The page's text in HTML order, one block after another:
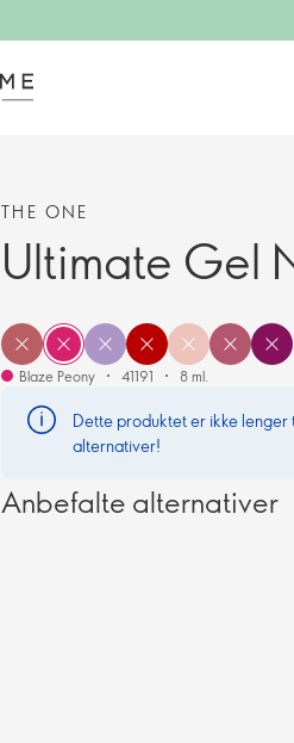
THE ONE
Ultimate Gel
Blaze Peony 41191 8 ml.
Dette produktet er ikke lenger
alternativer!
Anbefalte alternativer